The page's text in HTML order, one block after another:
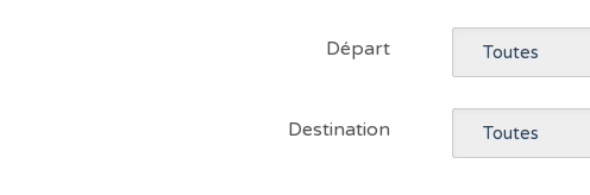
Départ
Destination